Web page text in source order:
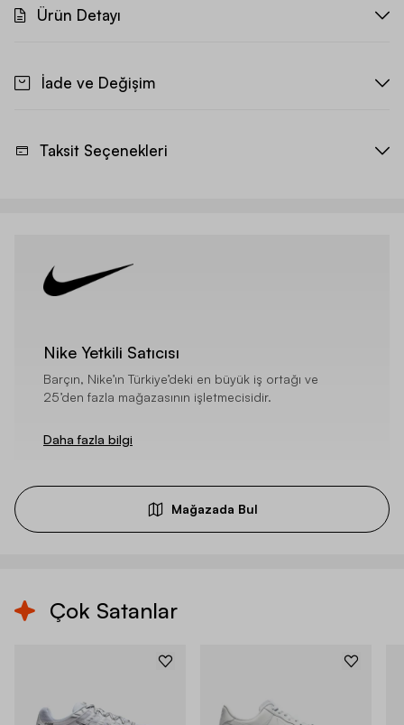
Ürün Detayı
İade ve Değişim
Taksit Seçenekleri
Nike Yetkili Satıcısı
Barçın, Nike’ın Türkiye’deki en büyük iş ortağı ve
25’den fazla mağazasının işletmecisidir.
Daha fazla bilgi
Mağazada Bul
Çok Satanlar